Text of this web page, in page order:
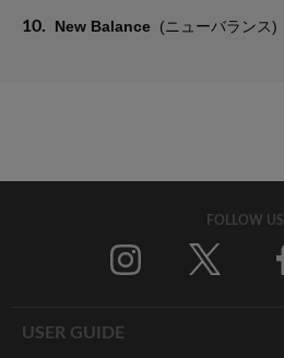
10. New Balance (ニューバランス)
FOLLOW US
USER GUIDE